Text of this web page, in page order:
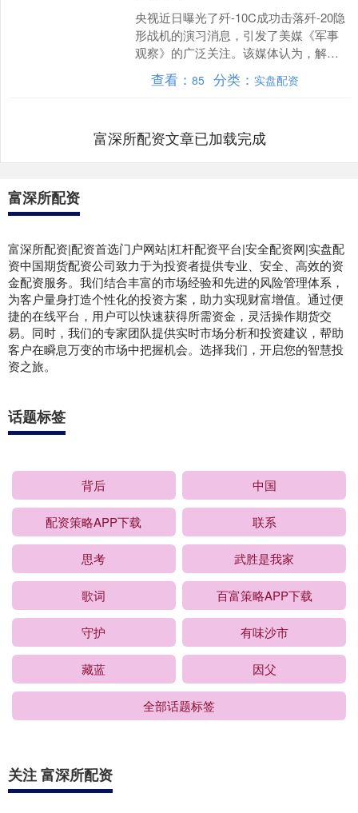
央视近日曝光了歼-10C成功击落歼-20隐
形战机的演习消息，引发了美媒《军事
观察》的广泛关注。该媒体认为，解放
军通过常规战机反击隐形战机，凸显了
中国空军作战体系....
查看：85 分类： 实盘配资
富深所配资文章已加载完成
富深所配资
富深所配资|配资首选门户网站|杠杆配资平台|安全配资网|实盘配
资中国期货配资公司致力于为投资者提供专业、安全、高效的资
金配资服务。我们结合丰富的市场经验和先进的风险管理体系，
为客户量身打造个性化的投资方案，助力实现财富增值。通过便
捷的在线平台，用户可以快速获得所需资金，灵活操作期货交
易。同时，我们的专家团队提供实时市场分析和投资建议，帮助
客户在瞬息万变的市场中把握机会。选择我们，开启您的智慧投
资之旅。
话题标签
背后 中国
配资策略APP下载 联系
思考 武胜是我家
歌词 百富策略APP下载
守护 有味沙市
藏蓝 因父
全部话题标签
关注 富深所配资